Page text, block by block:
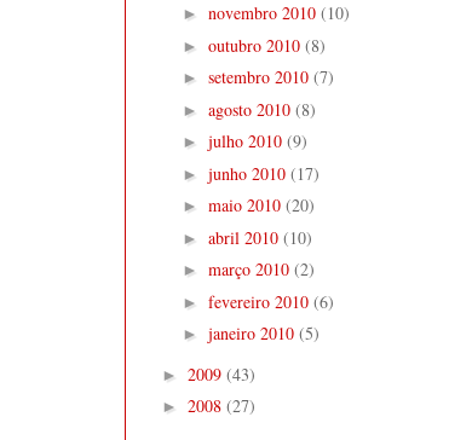
► novembro 2010 (10)
► outubro 2010 (8)
► setembro 2010 (7)
► agosto 2010 (8)
► julho 2010 (9)
► junho 2010 (17)
► maio 2010 (20)
► abril 2010 (10)
► março 2010 (2)
► fevereiro 2010 (6)
► janeiro 2010 (5)
► 2009 (43)
► 2008 (27)